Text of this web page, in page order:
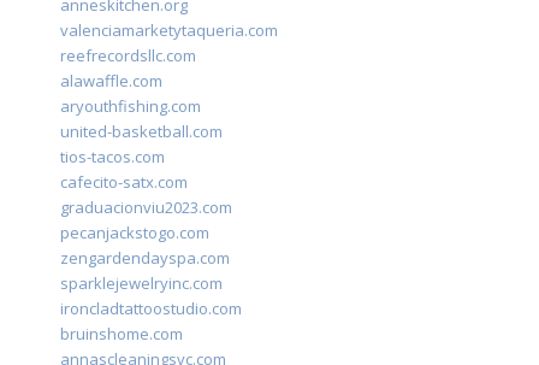
anneskitchen.org
valenciamarketytaqueria.com
reefrecordsllc.com
alawaffle.com
aryouthfishing.com
united-basketball.com
tios-tacos.com
cafecito-satx.com
graduacionviu2023.com
pecanjackstogo.com
zengardendayspa.com
sparklejewelryinc.com
ironcladtattoostudio.com
bruinshome.com
annascleaningsvc.com